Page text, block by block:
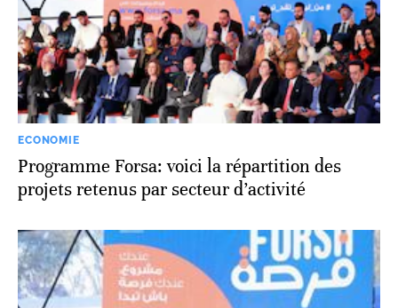
ECONOMIE
Programme Forsa: voici la répartition des
projets retenus par secteur d’activité